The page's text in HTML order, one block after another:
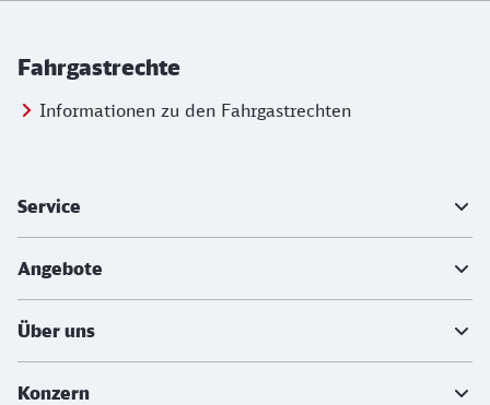
Fahrgastrechte
Informationen zu den Fahrgastrechten
Service
Angebote
Über uns
Konzern